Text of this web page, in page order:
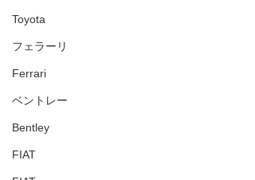
Toyota
フェラーリ
Ferrari
ベントレー
Bentley
FIAT